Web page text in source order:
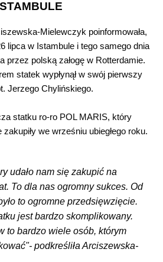
Mielewczyk poinformowała,
lipca w Istambule i tego samego dnia
przez polską załogę w Rotterdamie.
statek wypłynął w swój pierwszy
Jerzego Chylińskiego.
statku ro-ro POL MARIS, który
we wrześniu ubiegłego roku.
udało nam się zakupić na
To dla nas ogromny sukces. Od
to ogromne przedsięwzięcie.
jest bardzo skomplikowany.
to bardzo wiele osób, którym
podkreśliła Arciszewska-